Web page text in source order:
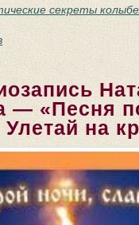
секреты
— «Песня
на